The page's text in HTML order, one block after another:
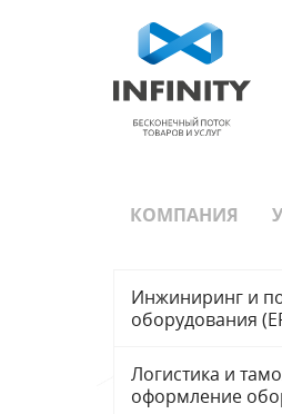
КОМПАНИЯ
Инжиниринг и
оборудования
Логистика и
оформление